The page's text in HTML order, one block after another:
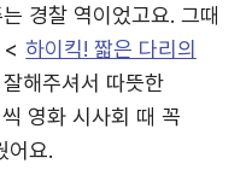
경찰 역이었고요. 그때
하이킥! 짧은 다리의
해주셔서 따뜻한
영화 시사회 때 꼭
어요.